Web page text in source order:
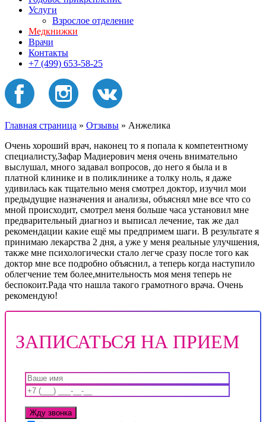
Услуги
Взрослое отделение
Медкнижки
Врачи
Контакты
+7 (499) 653-58-25
Главная страница » Отзывы » Анжелика
Очень хороший врач, наконец то я попала к компетентному
специалисту,Зафар Мадиерович меня очень внимательно
выслушал, много задавал вопросов, до него я была и в
платной клинике и в поликлинике а толку ноль, я даже
удивилась как тщательно меня смотрел доктор, изучил мои
предыдущие назначения и анализы, объяснял мне все что со
мной происходит, смотрел меня больше часа установил мне
предварительный диагноз и выписал лечение, так же дал
рекомендации какие ещё мы предпримем шаги. В результате я
принимаю лекарства 2 дня, а уже у меня реальные улучшения,
также мне психологически стало легче сразу после того как
доктор мне все подробно объяснил, а теперь когда наступило
облегчение тем более,мнительность моя меня теперь не
беспокоит.Рада что нашла такого грамотного врача. Очень
рекомендую!
ЗАПИСАТЬСЯ НА ПРИЕМ